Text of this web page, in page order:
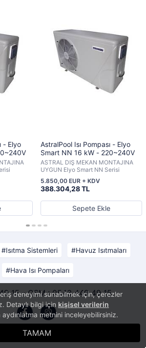
deneyimi sunabilmek için, çerezler
Detaylı bilgi için kişisel verilerin
aydınlatma metnini inceleyebilirsiniz.
TAMAM
- Elyo
AstralPool Isı Pompası - Elyo
Smart NN 16 kW - 220~240V
ASTRAL DIŞ MEKAN MONTAJINA
UYGUN Elyo Smart NN Serisi
388.304,28 TL
5.850,00 EUR + KDV
Sepete Ekle
Isıtma Sistemleri Havuz Isıtmaları
Hava Isı Pompaları
15 - GSM : 0543 449 49 15
E-Ticaret Sistemi